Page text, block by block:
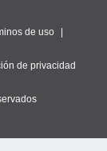
de uso
de privacidad